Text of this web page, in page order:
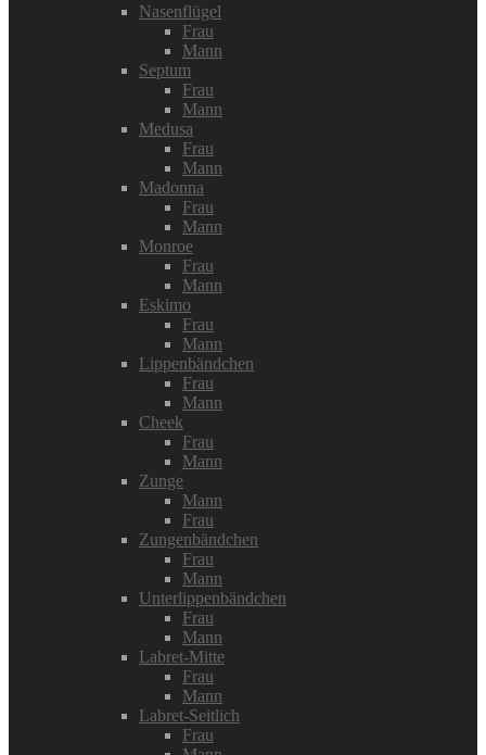
Nasenflügel
Frau
Mann
Septum
Frau
Mann
Medusa
Frau
Mann
Madonna
Frau
Mann
Monroe
Frau
Mann
Eskimo
Frau
Mann
Lippenbändchen
Frau
Mann
Cheek
Frau
Mann
Zunge
Mann
Frau
Zungenbändchen
Frau
Mann
Unterlippenbändchen
Frau
Mann
Labret-Mitte
Frau
Mann
Labret-Seitlich
Frau